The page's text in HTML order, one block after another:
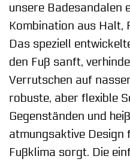
unsere Badesandalen
Kombination aus Halt,
Das speziell
den Fuß sanft,
Verrutschen auf
robuste, aber flexible
Gegenständen und
atmungsaktive Design
Fußklima sorgt. Die